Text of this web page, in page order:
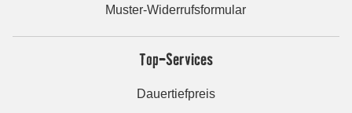
Muster-Widerrufsformular
Top-Services
Dauertiefpreis